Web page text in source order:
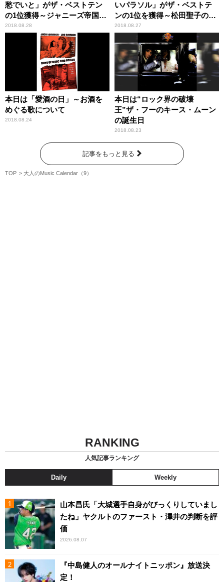
愁でいと」がザ・ベストテン
の1位獲得～ジャニーズ帝国へ
の第1投
2018.08.28
いパラソル」がザ・ベストテ
ンの1位を獲得～松田聖子の第
一期と二期を結ぶ重要曲
2018.08.27
本日は「愛酒の日」～お酒を
めぐる歌について
2018.08.24
本日は“ロック界の破壊
王”ザ・フーのキース・ムーン
の誕生日
2018.08.23
記事をもっと見る
TOP 大人のMusic Calendar（9）
RANKING
人気記事ランキング
Daily Weekly
山本昌氏「大城選手自身がびっくりしていまし
たね」ヤクルトのファースト・澤井の判断を評
価
2026.08.07
『中島健人のオールナイトニッポン』放送決
定！